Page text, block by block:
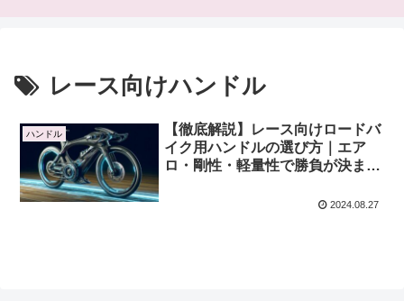
レース向けハンドル
ハンドル
【徹底解説】レース向けロードバ
イク用ハンドルの選び方｜エア
ロ・剛性・軽量性で勝負が決ま
2024.08.27